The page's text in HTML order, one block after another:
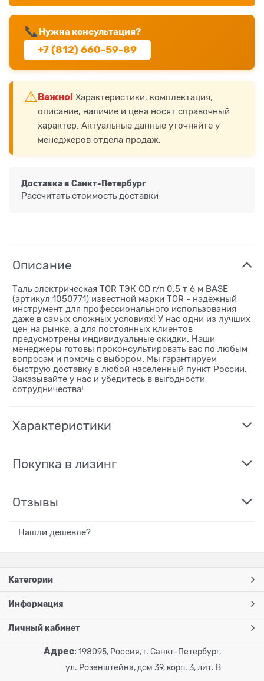
📞 Нужна консультация?
+7 (812) 660-59-89
⚠️ Важно! Характеристики, комплектация,
описание, наличие и цена носят справочный
характер. Актуальные данные уточняйте у
менеджеров отдела продаж.
Доставка в Санкт-Петербург
Рассчитать стоимость доставки
Описание
Таль электрическая TOR ТЭК CD г/п 0,5 т 6 м BASE
(артикул 1050771) известной марки TOR - надежный
инструмент для профессионального использования
даже в самых сложных условиях! У нас одни из лучших
цен на рынке, а для постоянных клиентов
предусмотрены индивидуальные скидки. Наши
менеджеры готовы проконсультировать вас по любым
вопросам и помочь с выбором. Мы гарантируем
быструю доставку в любой населённый пункт России.
Заказывайте у нас и убедитесь в выгодности
сотрудничества!
Характеристики
Покупка в лизинг
Отзывы
Нашли дешевле?
Категории
Информация
Личный кабинет
Адрес: 198095, Россия, г. Санкт-Петербург,
ул. Розенштейна, дом 39, корп. 3, лит. В